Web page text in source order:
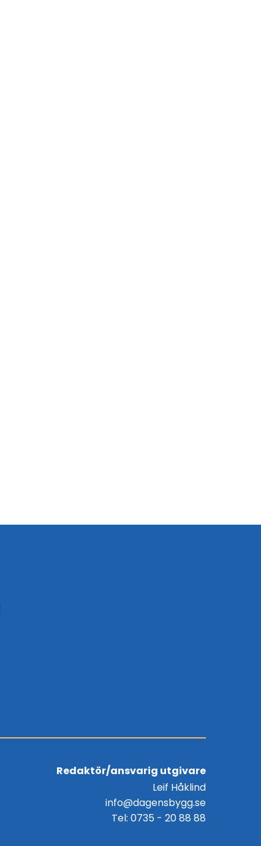
Redaktör/ansvarig utgivare
Leif Håklind
info@dagensbygg.se
Tel: 0735 - 20 88 88